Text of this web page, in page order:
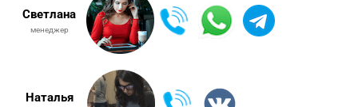
Светлана
менеджер
Наталья